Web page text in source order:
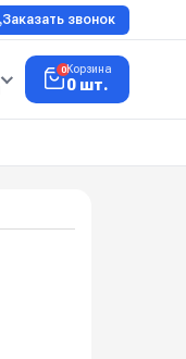
Заказать звонок
0Корзина
0 шт.